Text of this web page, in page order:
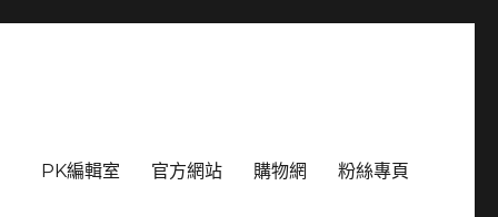
PK編輯室 官方網站 購物網 粉絲專頁